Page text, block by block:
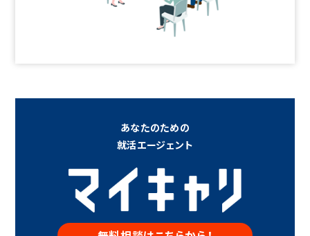
あなたのための
就活エージェント